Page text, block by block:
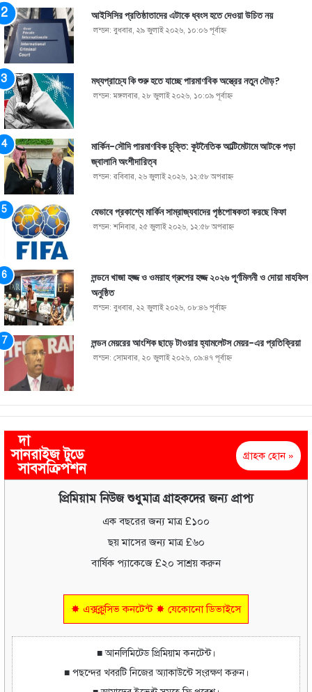
আইসিসির প্রতিষ্ঠাতাদের এটাকে ধ্বংস হতে দেওয়া উচিত নয়
লন্ডন: বুধবার, ২৯ জুলাই ২০২৬, ১০:০৬ পূর্বাহ্ণ
মধ্যপ্রাচ্যে কি শুরু হতে যাচ্ছে পারমাণবিক অস্ত্রের নতুন দৌড়?
লন্ডন: মঙ্গলবার, ২৮ জুলাই ২০২৬, ১০:০৯ পূর্বাহ্ণ
মার্কিন-সৌদি পারমাণবিক চুক্তি: কূটনৈতিক আল্টিমেটামে আটকে পড়া
জ্বালানি অংশীদারিত্ব
লন্ডন: রবিবার, ২৬ জুলাই ২০২৬, ১২:৫৮ অপরাহ্ণ
যেভাবে প্রকাশ্যে মার্কিন সাম্রাজ্যবাদের পৃষ্ঠপোষকতা করছে ফিফা
লন্ডন: শনিবার, ২৫ জুলাই ২০২৬, ১২:৫৮ অপরাহ্ণ
লন্ডনে খাজা হজ্জ ও ওমরাহ গ্রুপের হজ্জ ২০২৬ পূর্ণমিলনী ও দোয়া মাহফিল
অনুষ্ঠিত
লন্ডন: বুধবার, ২২ জুলাই ২০২৬, ০৮:৪৬ পূর্বাহ্ণ
লন্ডন মেয়রের আংশিক ছাড়ে টাওয়ার হ্যামলেটস মেয়র-এর প্রতিক্রিয়া
লন্ডন: সোমবার, ২০ জুলাই ২০২৬, ০৯:৪৭ পূর্বাহ্ণ
দা
সানরাইজ টুডে
সাবসক্রিপশন
গ্রাহক হোন »
প্রিমিয়াম নিউজ শুধুমাত্র গ্রাহকদের জন্য প্রাপ্য
এক বছরের জন্য মাত্র £১০০
ছয় মাসের জন্য মাত্র £৬০
বার্ষিক প্যাকেজে £২০ সাশ্রয় করুন
✸ এক্সক্লুসিভ কনটেন্ট ✸ যেকোনো ডিভাইসে
■ আনলিমিটেড প্রিমিয়াম কনটেন্ট।
■ পছন্দের খবরটি নিজের অ্যাকাউন্টে সংরক্ষণ করুন।